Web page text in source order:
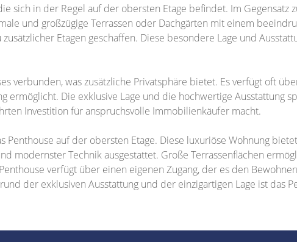
sich in der Regel auf der obersten Etage befindet. Im Gegensatz
und großzügige Terrassen oder Dachgärten mit einem
Etagen geschaffen. Diese besondere Lage und
verbunden, was zusätzliche Privatsphäre bietet. Es verfügt oft
ermöglicht. Die exklusive Lage und die hochwertige Ausstattung
Investition für anspruchsvolle Immobilienkäufer macht.
auf der obersten Etage. Diese luxuriöse Wohnung
Technik ausgestattet. Große Terrassenflächen
verfügt über einen eigenen Zugang, der es den
der exklusiven Ausstattung und der einzigartigen Lage ist das